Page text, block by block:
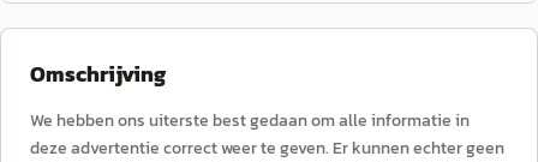
Omschrijving
We hebben ons uiterste best gedaan om alle informatie in
deze advertentie correct weer te geven. Er kunnen echter geen